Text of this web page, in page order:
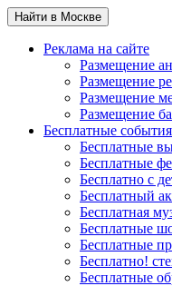
Найти в Москве
Реклама на сайте
Размещение
Размещение
Размещение
Размещение
Бесплатные события
Бесплатные
Бесплатные
Бесплатно с
Бесплатный
Бесплатная
Бесплатные
Бесплатные
Бесплатно!
Бесплатные